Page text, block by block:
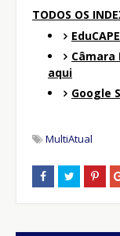
TODOS OS
Câmara
aqui
Google
MultiAtual